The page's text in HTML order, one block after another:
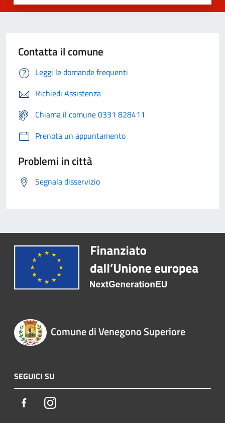
Contatta il comune
Leggi le domande frequenti
Richiedi Assistenza
Chiama il comune 0331 828411
Prenota un appuntamento
Problemi in città
Segnala disservizio
Comune di Venegono Superiore
SEGUICI SU
FacebookInstagram